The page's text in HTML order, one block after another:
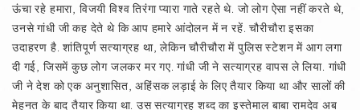
ऊंचा रहे हमारा, विजयी विश्व तिरंगा प्यारा गाते रहते थे. जो लोग ऐसा नहीं करते थे,
उनसे गांधी जी कह देते थे कि आप हमारे आंदोलन में न रहें. चौरीचौरा इसका
उदाहरण है. शांतिपूर्ण सत्याग्रह था, लेकिन चौरीचौरा में पुलिस स्टेशन में आग लगा
दी गई, जिसमें कुछ लोग जलकर मर गए. गांधी जी ने सत्याग्रह वापस ले लिया. गांधी
जी ने देश को एक अनुशासित, अहिंसक लड़ाई के लिए तैयार किया था और सालों की
मेहनत के बाद तैयार किया था. उस सत्याग्रह शब्द का इस्तेमाल बाबा रामदेव अब